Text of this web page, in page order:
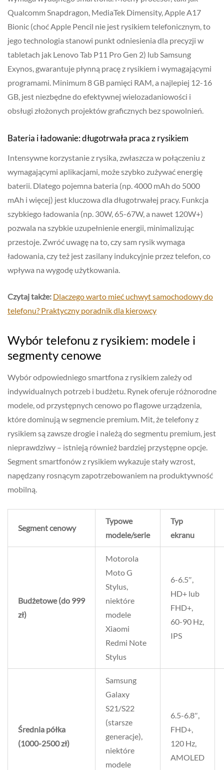
Qualcomm Snapdragon, MediaTek Dimensity, Apple A17
Bionic (choć Apple Pencil nie jest rysikiem telefonicznym, to
jego technologia stanowi punkt odniesienia dla precyzji w
tabletach jak Lenovo Tab P11 Pro Gen 2) lub Samsung
Exynos, gwarantuje płynną pracę z rysikiem i wymagającymi
programami. Minimum 8 GB pamięci RAM, a najlepiej 12-16
GB, jest niezbędne do efektywnej wielozadaniowości i
obsługi złożonych projektów graficznych bez spowolnień.
Bateria i ładowanie: długotrwała praca z rysikiem
Intensywne korzystanie z rysika, zwłaszcza w połączeniu z
wymagającymi aplikacjami, może szybko zużywać energię
baterii. Dlatego pojemna bateria (np. 4000 mAh do 5000
mAh i więcej) jest kluczowa dla długotrwałej pracy. Funkcja
szybkiego ładowania (np. 30W, 65-67W, a nawet 120W+)
pozwala na szybkie uzupełnienie energii, minimalizując
przestoje. Zwróć uwagę na to, czy sam rysik wymaga
ładowania, czy też jest zasilany indukcyjnie przez telefon, co
wpływa na wygodę użytkowania.
Czytaj także: Dlaczego warto mieć uchwyt samochodowy do
telefonu? Praktyczny poradnik dla kierowcy
Wybór telefonu z rysikiem: modele i
segmenty cenowe
Wybór odpowiedniego smartfona z rysikiem zależy od
indywidualnych potrzeb i budżetu. Rynek oferuje różnorodne
modele, od przystępnych cenowo po flagowe urządzenia,
które dominują w segmencie premium. Mit, że telefony z
rysikiem są zawsze drogie i należą do segmentu premium, jest
nieprawdziwy – istnieją również bardziej przystępne opcje.
Segment smartfonów z rysikiem wykazuje stały wzrost,
napędzany rosnącym zapotrzebowaniem na produktywność
mobilną.
Segment cenowy
Typowe
modele/serie
Typ
ekranu
Budżetowe (do 999
zł)
Motorola
Moto G
Stylus,
niektóre
modele
Xiaomi
Redmi Note
Stylus
6-6.5″,
HD+ lub
FHD+,
60-90 Hz,
IPS
Średnia półka
(1000-2500 zł)
Samsung
Galaxy
S21/S22
(starsze
generacje),
niektóre
modele
6.5-6.8″,
FHD+,
120 Hz,
AMOLED